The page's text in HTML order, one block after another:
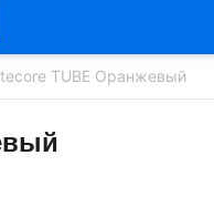
TUBE Оранжевый